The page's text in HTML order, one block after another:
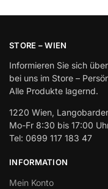
STORE – WIEN
Informieren Sie sich
bei uns im Store –
Alle Produkte lagernd.
1220 Wien,
Mo-Fr 8:30 bis 17:00
Tel: 0699 117 183 47
INFORMATION
Mein Konto